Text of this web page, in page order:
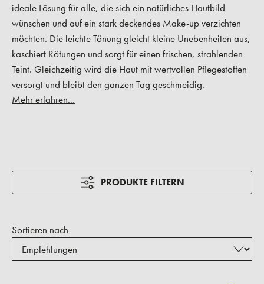
ideale Lösung für alle, die sich ein natürliches Hautbild
wünschen und auf ein stark deckendes Make-up verzichten
möchten. Die leichte Tönung gleicht kleine Unebenheiten aus,
kaschiert Rötungen und sorgt für einen frischen, strahlenden
Teint. Gleichzeitig wird die Haut mit wertvollen Pflegestoffen
versorgt und bleibt den ganzen Tag geschmeidig.
Mehr erfahren...
PRODUKTE FILTERN
Sortieren nach